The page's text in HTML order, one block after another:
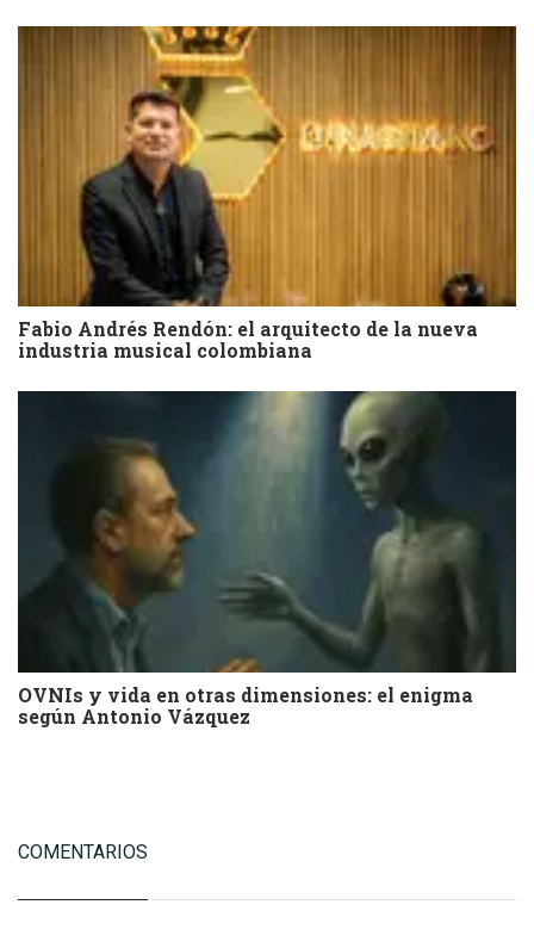
Fabio Andrés Rendón: el arquitecto de la nueva
industria musical colombiana
OVNIs y vida en otras dimensiones: el enigma
según Antonio Vázquez
COMENTARIOS